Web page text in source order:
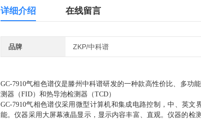
详细介绍 在线留言
品牌 ZKP/中科谱
GC-7910气相色谱仪是滕州中科谱研发的一种款高性价比、多功
测器（FID）和热导池检测器（TCD）
GC-7910气相色谱仪采用微型计算机和集成电路控制，中、英
能。仪器采用大屏幕液晶显示，显示内容丰富、直观。仪器的